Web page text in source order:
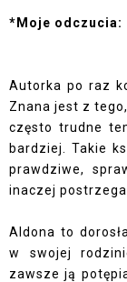
*Moje odczucia:
Autorka po raz
Znana jest z
często trudne
bardziej. Takie
prawdziwe,
inaczej postrzega
Aldona to
w swojej
zawsze ją